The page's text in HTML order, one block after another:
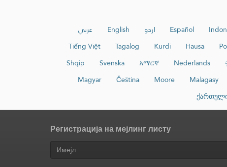
عربي English اردو Español
Tiếng Việt
Tagalog Kurdî Hausa
Shqip
Svenska አማርኛ Nederlands
Magyar
Čeština Moore Malagasy
Регистрација на мејлинг листу